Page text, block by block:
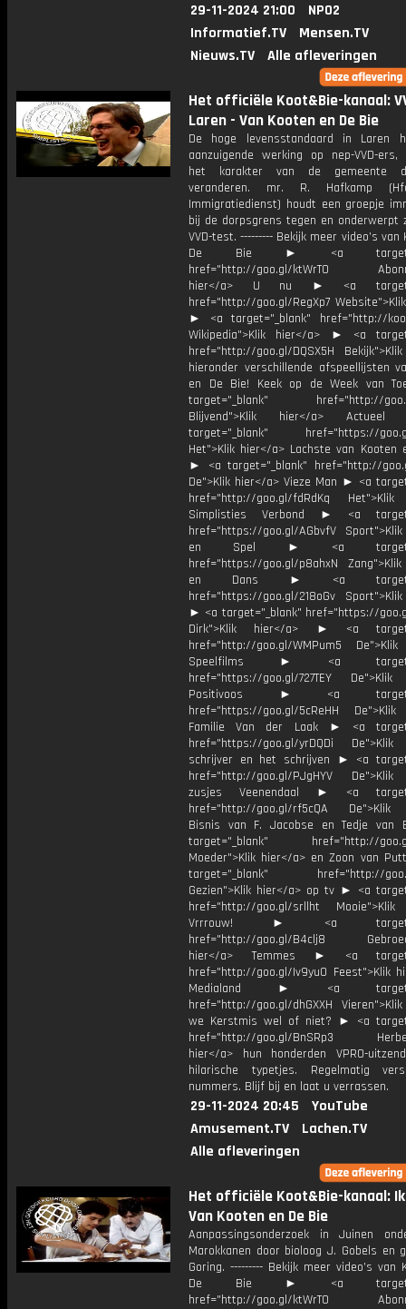
29-11-2024 21:00
NPO2
Informatief.TV
Mensen.TV
Nieuws.TV
Alle afleveringen
Het officiële Koot&Bie-kanaal:
Laren - Van Kooten en De Bie
De hoge levensstandaard in Laren
aanzuigende werking op nep-VVD-ers,
het karakter van de gemeente
veranderen. mr. R. Hafkamp
Immigratiedienst) houdt een groepje
bij de dorpsgrens tegen en onderwerpt
VVD-test. --------- Bekijk meer video’s van
De Bie ► <a
href="http://goo.gl/ktWrT0
hier</a> U nu ► <a
href="http://goo.gl/RegXp7
► <a target="_blank" href="http://
Wikipedia">Klik hier</a> ► <a
href="http://goo.gl/DQSX5H
hieronder verschillende afspeellijsten
en De Bie! Keek op de Week van
target="_blank" href="http://
Blijvend">Klik hier</a>
target="_blank" href="https://
Het">Klik hier</a> Lachste van Kooten
► <a target="_blank" href="http://
De">Klik hier</a> Vieze Man ► <a
href="http://goo.gl/fdRdKq
Simplisties Verbond ► <a
href="https://goo.gl/AGbvfV
en Spel ► <a
href="https://goo.gl/p8ahxN
en Dans ► <a
href="https://goo.gl/218oGv
► <a target="_blank" href="https://
Dirk">Klik hier</a> ► <a
href="http://goo.gl/WMPum5
Speelfilms ► <a
href="https://goo.gl/727TEY
Positivoos ► <a
href="https://goo.gl/5cReHH
Familie Van der Laak ► <a
href="https://goo.gl/yrDQDi
schrijver en het schrijven ► <a
href="http://goo.gl/PJgHYV
zusjes Veenendaal ► <a
href="http://goo.gl/rf5cQA De">Klik
Bisnis van F. Jacobse en Tedje
target="_blank" href="http://goo.gl/
Moeder">Klik hier</a> en Zoon van
target="_blank" href="http://
Gezien">Klik hier</a> op tv ► <a
href="http://goo.gl/srllht
Vrrrouw! ► <a
href="http://goo.gl/B4clj8
hier</a> Temmes ► <a
href="http://goo.gl/Iv9yu0 Feest">Klik
Medialand ► <a
href="http://goo.gl/dhGXXH
we Kerstmis wel of niet? ► <a
href="http://goo.gl/BnSRp3
hier</a> hun honderden VPRO-
hilarische typetjes. Regelmatig
nummers. Blijf bij en laat u verrassen.
29-11-2024 20:45
YouTube
Amusement.TV
Lachen.TV
Alle afleveringen
Het officiële Koot&Bie-kanaal:
Van Kooten en De Bie
Aanpassingsonderzoek in Juinen
Marokkanen door bioloog J. Gobels en
Goring. --------- Bekijk meer video’s van
De Bie ► <a
href="http://goo.gl/ktWrT0